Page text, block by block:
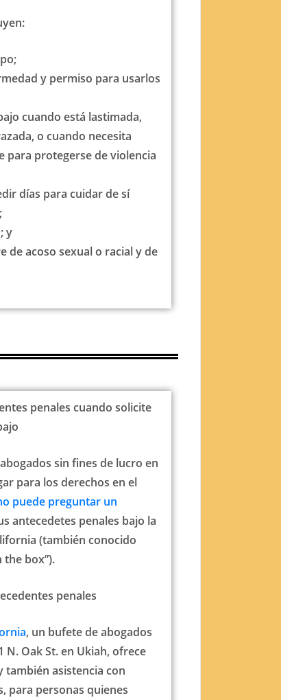
y permiso para usarlos
cuando está lastimada,
o cuando necesita
para protegerse de violencia
días para cuidar de sí
y
de acoso sexual o racial y de
penales cuando solicite
sin fines de lucro en
para los derechos en el
puede preguntar un
antecedetes penales bajo la
(también conocido
the box”).
penales
, un bufete de abogados
Oak St. en Ukiah, ofrece
también asistencia con
para personas quienes